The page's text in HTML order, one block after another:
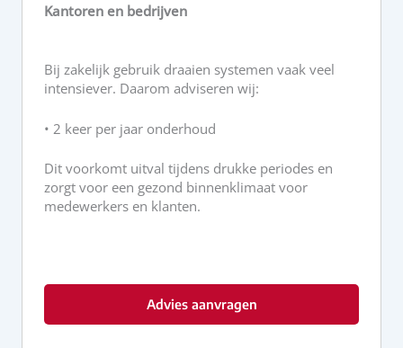
Kantoren en bedrijven
Bij zakelijk gebruik draaien systemen vaak veel
intensiever. Daarom adviseren wij:
• 2 keer per jaar onderhoud
Dit voorkomt uitval tijdens drukke periodes en
zorgt voor een gezond binnenklimaat voor
medewerkers en klanten.
Advies aanvragen